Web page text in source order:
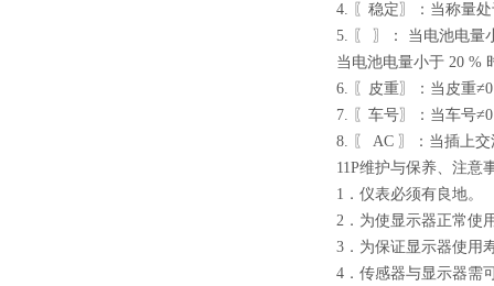
4. 〖稳定〗：当称量
5. 〖 〗： 当电池电量
当电池电量小于 20 %
6. 〖皮重〗：当皮重
7. 〖车号〗：当车号
8. 〖 AC 〗：当插上
11P维护与保养、注意
1．仪表必须有良地。
2．为使显示器正常使
3．为保证显示器使用
4．传感器与显示器需